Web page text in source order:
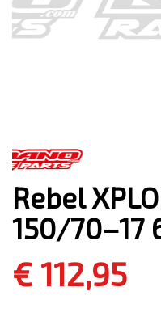
Rebel
150/70–17
€ 112,95